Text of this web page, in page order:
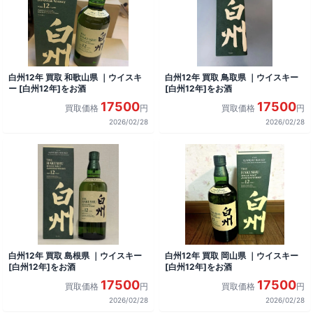
白州12年 買取 和歌山県 ｜ウイスキ
ー [白州12年]をお酒
買取価格 17500円
2026/02/28
白州12年 買取 鳥取県 ｜ウイスキー
[白州12年]をお酒
買取価格 17500円
2026/02/28
白州12年 買取 島根県 ｜ウイスキー
[白州12年]をお酒
買取価格 17500円
2026/02/28
白州12年 買取 岡山県 ｜ウイスキー
[白州12年]をお酒
買取価格 17500円
2026/02/28